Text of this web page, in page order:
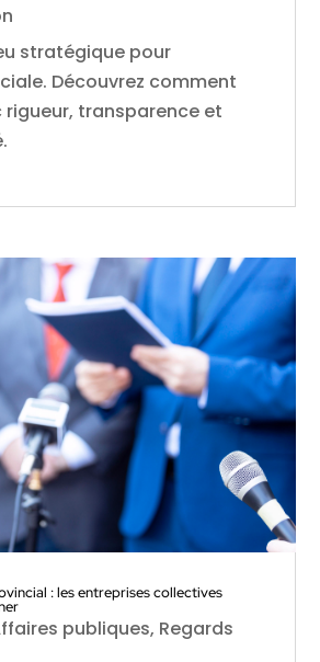
stratégique pour
Découvrez comment
rigueur, transparence et
: les entreprises collectives
publiques, Regards